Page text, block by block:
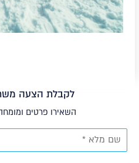
לקבלת הצעה
השאירו פרטים